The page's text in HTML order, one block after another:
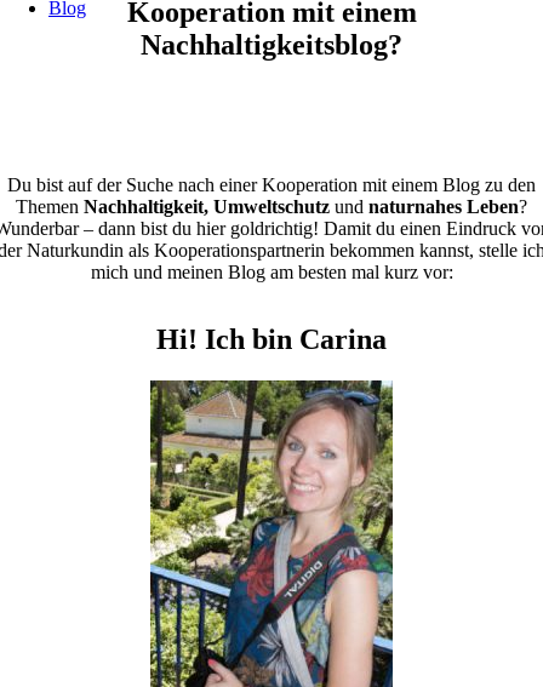
Blog
Kooperation mit einem
Nachhaltigkeitsblog?
Du bist auf der Suche nach einer Kooperation mit einem Blog zu den
Themen Nachhaltigkeit, Umweltschutz und naturnahes Leben?
– dann bist du hier goldrichtig! Damit du einen Eindruck
Naturkundin als Kooperationspartnerin bekommen kannst, stelle
mich und meinen Blog am besten mal kurz vor:
Hi! Ich bin Carina